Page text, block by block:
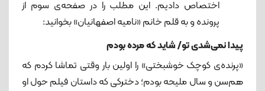
اختصاص دادیم. این مطلب را در صفحه‌ی سوم از
پرونده و به قلم خانم «نامیه اصفهانیان» بخوانید:
پیدا نمی‌شدی تو/ شاید که مرده بودم
«پرنده‌ی کوچک خوشبختی» را اولین بار وقتی تماشا کردم که
هم‌سن ‌و سال ملیحه بودم؛ دخترکی که داستان فیلم حول او